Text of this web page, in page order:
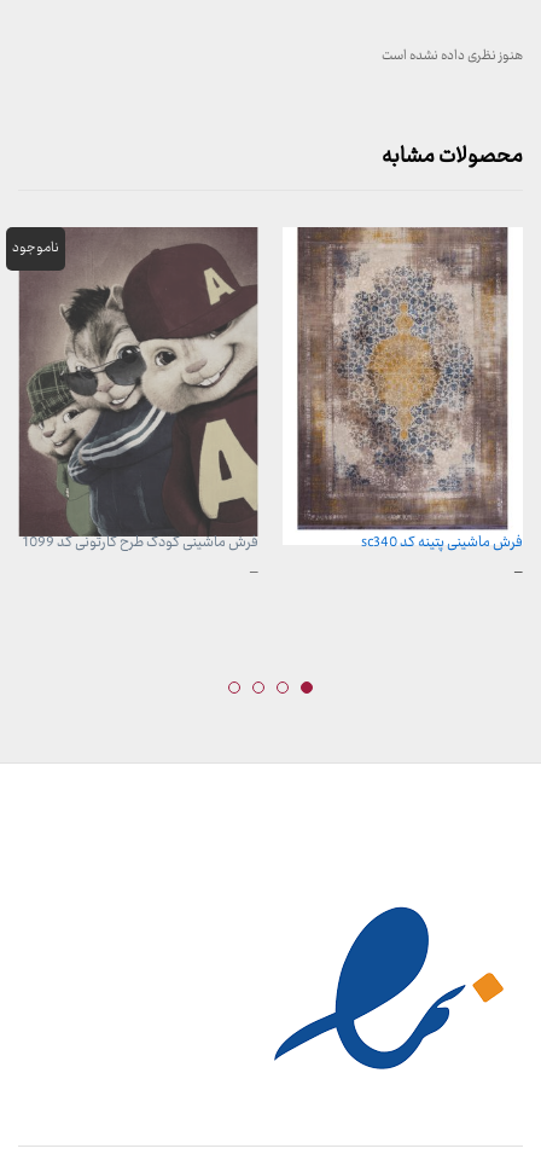
هنوز نظری داده نشده است
محصولات مشابه
فرش ماشینی پتینه کد sc340
–محدوده
فرش ماشینی کودک طرح کارتونی کد 1099
–محدوده